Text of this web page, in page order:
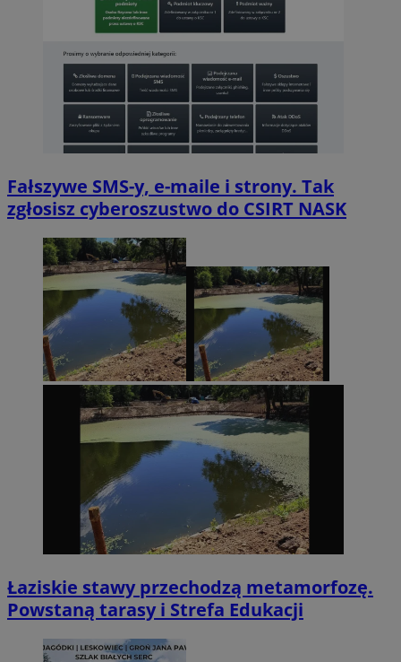
Fałszywe SMS-y, e-maile i strony. Tak
zgłosisz cyberoszustwo do CSIRT NASK
Łaziskie stawy przechodzą metamorfozę.
Powstaną tarasy i Strefa Edukacji